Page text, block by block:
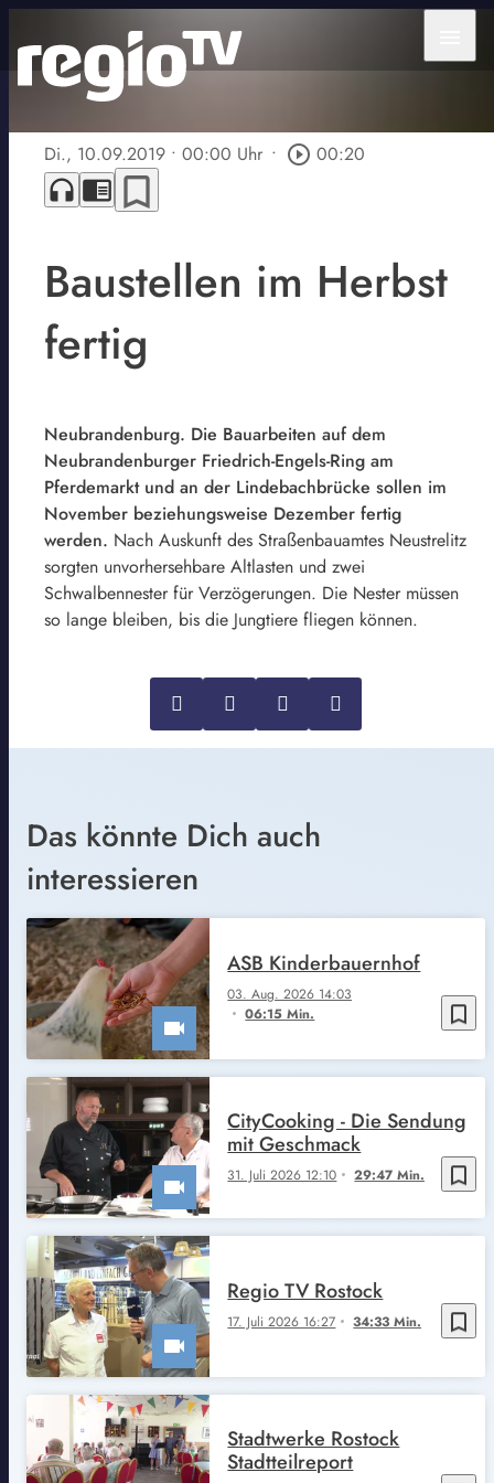
Di., 10.09.2019 • 00:00 Uhr • play_circle_outline 00:20
headphones chrome_reader_mode bookmark_border
Baustellen im Herbst
fertig
Neubrandenburg. Die Bauarbeiten auf dem
Neubrandenburger Friedrich-Engels-Ring am
Pferdemarkt und an der Lindebachbrücke sollen im
November beziehungsweise Dezember fertig
werden. Nach Auskunft des Straßenbauamtes Neustrelitz
sorgten unvorhersehbare Altlasten und zwei
Schwalbennester für Verzögerungen. Die Nester müssen
so lange bleiben, bis die Jungtiere fliegen können.
Das könnte Dich auch
interessieren
bookmark_border
03. Aug. 2026 14:03
06:15 Min.
ASB Kinderbauernhof
bookmark_border
31. Juli 2026 12:10 29:47 Min.
CityCooking - Die Sendung
mit Geschmack
bookmark_border
17. Juli 2026 16:27 34:33 Min.
Regio TV Rostock
Stadtwerke Rostock
Stadtteilreport